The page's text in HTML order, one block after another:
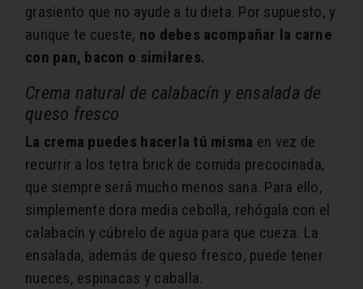
grasiento que no ayude a tu dieta. Por supuesto, y
aunque te cueste, no debes acompañar la carne
con pan, bacon o similares.
Crema natural de calabacín y ensalada de
queso fresco
La crema puedes hacerla tú misma en vez de
recurrir a los tetra brick de comida precocinada,
que siempre será mucho menos sana. Para ello,
simplemente dora media cebolla, rehógala con el
calabacín y cúbrelo de agua para que cueza. La
ensalada, además de queso fresco, puede tener
nueces, espinacas y caballa.